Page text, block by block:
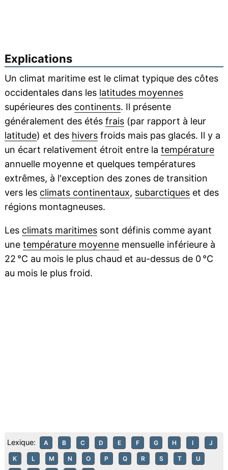
Explications
Un climat maritime est le climat typique des côtes
occidentales dans les latitudes moyennes
supérieures des continents. Il présente
généralement des étés frais(par rapport à leur
latitude) et des hiversfroids mais pas glacés. Il y a
un écart relativement étroit entre la température
annuelle moyenne et quelques températures
extrêmes, à l'exception des zones de transition
vers les climats continentaux, subarctiqueset des
régions montagneuses.
Les climats maritimessont définis comme ayant
une température moyennemensuelle inférieure à
22 °C au mois le plus chaud et au-dessus de 0 °C
au mois le plus froid.
Lexique: A B C D E F G H I J
K L M N O P Q R S T U